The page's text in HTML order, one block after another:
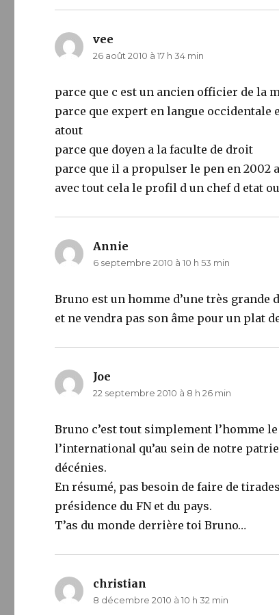
vee
26 août 2010 à 17 h 34 min
parce que c est un ancien officier de la
parce que expert en langue occidentale
atout
parce que doyen a la faculte de droit
parce que il a propulser le pen en 2002
avec tout cela le profil d un chef d etat oui
Annie
6 septembre 2010 à 10 h 53 min
Bruno est un homme d’une très grande
et ne vendra pas son âme pour un plat
Joe
22 septembre 2010 à 8 h 26 min
Bruno c’est tout simplement l’homme
l’international qu’au sein de notre
décénies.
En résumé, pas besoin de faire de
présidence du FN et du pays.
T’as du monde derrière toi Bruno…
christian
8 décembre 2010 à 10 h 32 min